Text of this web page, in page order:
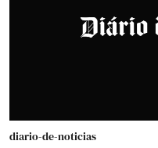
diario-de-noticias